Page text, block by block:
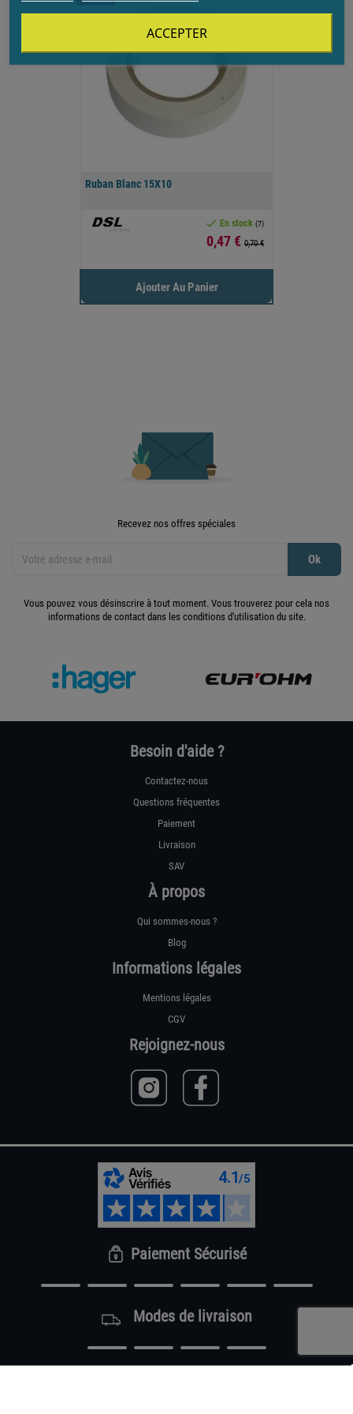
Ruban Blanc 15X10
 En stock (7)
Prix
0,47 € 0,70 €
Ajouter Au Panier
Recevez nos offres spéciales
Vous pouvez vous désinscrire à tout moment. Vous trouverez pour cela nos
informations de contact dans les conditions d'utilisation du site.
Besoin d'aide ?
Contactez-nous
Questions fréquentes
Paiement
Livraison
SAV
À propos
Qui sommes-nous ?
Blog
Informations légales
Mentions légales
CGV
Rejoignez-nous
Paiement Sécurisé
Modes de livraison
ACCEPTER